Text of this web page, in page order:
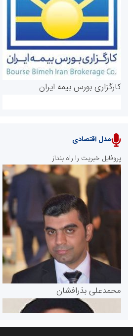
روابط عمومی خبرگزاری گزارش خبر
پایگاه خبری نهضت ملی مسکن
پایگاه خبری گفتمان یزد
کارگزاری بورس بیمه ایران
سازمان بورس و اوراق بهادار
مرجع اخبار موثق در بازارسرمایه
مدل اقتصادی
پروفایل خبریت را راه بنداز
محمدعلی بذرافشان